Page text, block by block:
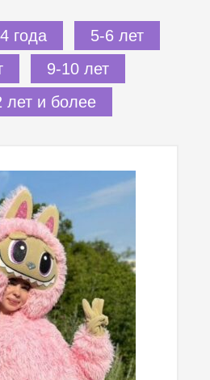
года
5-6 лет
9-10 лет
лет и более